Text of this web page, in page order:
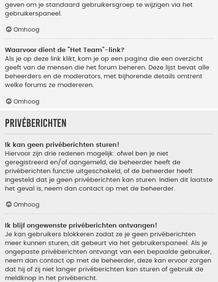
geven om je standaard gebruikersgroep te wijzigen via het
gebruikerspaneel.
Omhoog
Waarvoor dient de "Het Team"-link?
Als je op deze link klikt, kom je op een pagina die een overzicht
geeft van de mensen die het forum beheren. Deze lijst bevat alle
beheerders en de moderators, met bijhorende details omtrent
welke forums ze modereren.
Omhoog
Privéberichten
Ik kan geen privéberichten sturen!
Hiervoor zijn drie redenen mogelijk: ofwel ben je niet
geregistreerd en/of aangemeld, de beheerder heeft de
privéberichten functie uitgeschakeld, of de beheerder heeft
ingesteld dat je geen privéberichten kan sturen. Indien dit laatste
het geval is, neem dan contact op met de beheerder.
Omhoog
Ik blijf ongewenste privéberichten ontvangen!
Je kan gebruikers blokkeren zodat ze je geen privéberichten
meer kunnen sturen, dit gebeurt via het gebruikerspaneel. Als je
ongepaste privéberichten ontvangt van een bepaalde gebruiker,
neem dan contact op met de beheerder, deze kan ervoor zorgen
dat hij of zij niet langer privéberichten kan sturen of gebruik de
meldknop in het privébericht.